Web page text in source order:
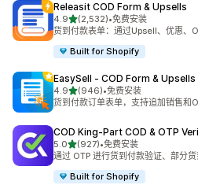
Releasit COD Form & Upsells
4.9星（满分 5 星）
(2,532)
总共 2532 条评论
•免费安装
货到付款表单：通过Upsell、优惠、
Built for Shopify
EasySell ‑ COD Form & Upsells
4.9星（满分 5 星）
(946)
总共 946 条评论
•免费安装
货到付款订单表单，支持追加销售和
COD King‑Part COD & OTP
5.0星（满分 5 星）
(927)
总共 927 条评论
•免费安装
通过 OTP 进行货到付款验证、部分
Built for Shopify